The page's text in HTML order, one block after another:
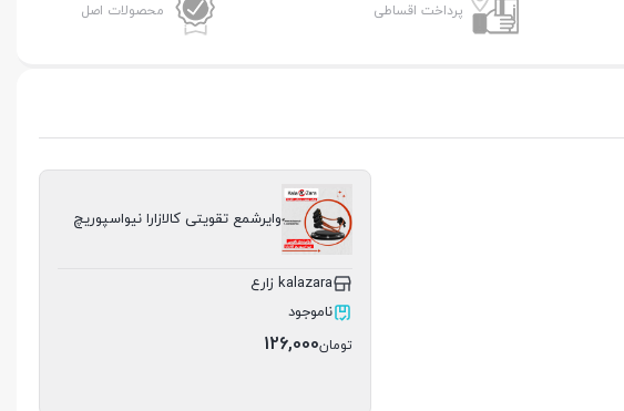
پرداخت اقساطی محصولات اصل
وایرشمع تقویتی کالازارا نیواسپوریچ
kalazara زارع
ناموجود
تومان126,000